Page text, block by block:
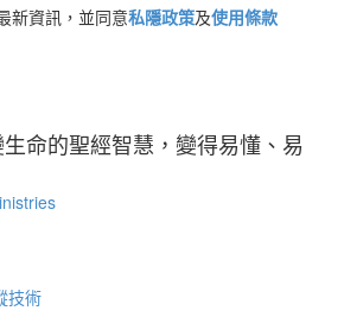
新資訊，並同意私隱政策及使用條款
命的聖經智慧，變得易懂、易
技術